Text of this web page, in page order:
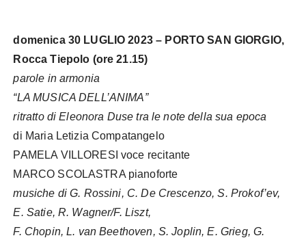
domenica 30 LUGLIO 2023 – PORTO SAN GIORGIO,
Rocca Tiepolo (ore 21.15)
parole in armonia
“LA MUSICA DELL’ANIMA”
ritratto di Eleonora Duse tra le note della sua epoca
di Maria Letizia Compatangelo
PAMELA VILLORESI voce recitante
MARCO SCOLASTRA pianoforte
musiche di G. Rossini, C. De Crescenzo, S. Prokof’ev,
E. Satie, R. Wagner/F. Liszt,
F. Chopin, L. van Beethoven, S. Joplin, E. Grieg, G.